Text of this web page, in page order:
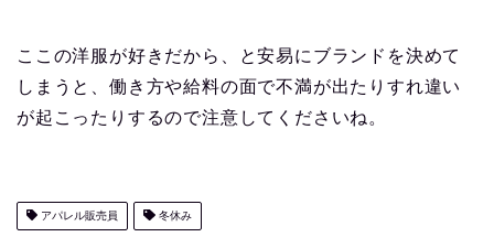
ここの洋服が好きだから、と安易にブランドを決めて
しまうと、働き方や給料の面で不満が出たりすれ違い
が起こったりするので注意してくださいね。
アパレル販売員 冬休み